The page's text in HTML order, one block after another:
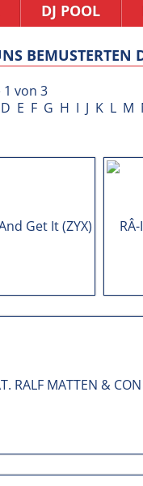
DJ POOL
BEMUSTERTEN
1 von 3
D E F G H I J K L M